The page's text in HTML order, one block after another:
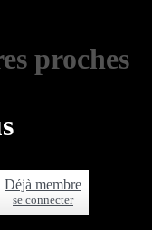
proches
Déjà membre
se connecter